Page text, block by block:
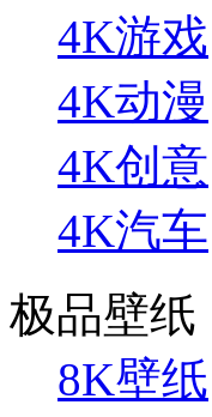
4K游戏
4K动漫
4K创意
4K汽车
极品壁纸
8K壁纸